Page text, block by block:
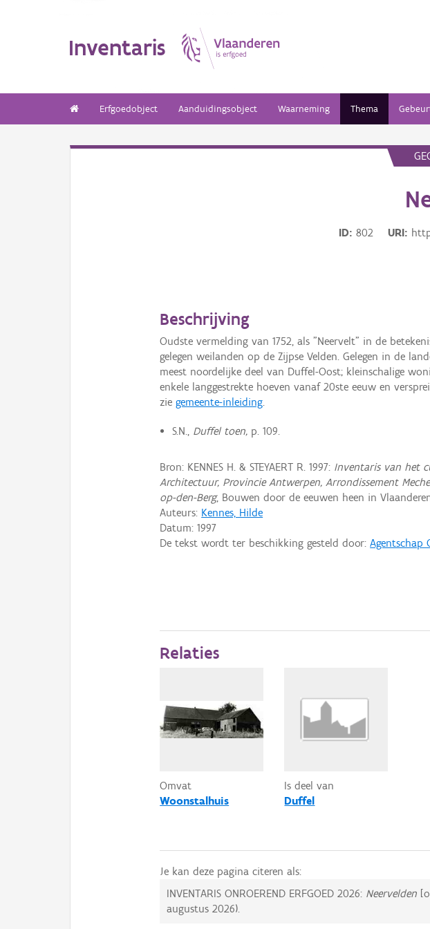
Inventaris
Erfgoedobject Aanduidingsobject Waarneming Thema
ID 802 URI
Beschrijving
Oudste vermelding van 1752, als "Neervelt" in de
gelegen weilanden op de Zijpse Velden. Gelegen in de
meest noordelijke deel van Duffel-Oost; kleinschalige
enkele langgestrekte hoeven vanaf 20ste eeuw en
ziegemeente-inleiding.
S.N., Duffel toen,p. 109.
Bron: KENNES H. & STEYAERT R. 1997: Inventaris van het
Architectuur, Provincie Antwerpen, Arrondissement
op-den-Berg, Bouwen door de eeuwen heen in
Auteurs: Kennes, Hilde
Datum:1997
De tekst wordt ter beschikking gesteld door:Agentschap
Relaties
Omvat
Woonstalhuis
Is deel van
Duffel
Je kan deze pagina citeren als:
INVENTARIS ONROEREND ERFGOED 2026: Neervelden
augustus 2026).